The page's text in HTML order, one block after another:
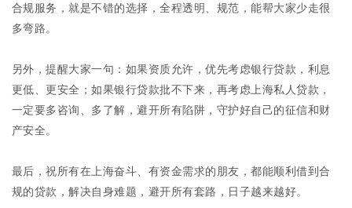
合规服务，就是不错的选择，全程透明、规范，能帮大家少走很
多弯路。
另外，提醒大家一句：如果资质允许，优先考虑银行贷款，利息
更低、更安全；如果银行贷款批不下来，再考虑上海私人贷款，
一定要多咨询、多了解，避开所有陷阱，守护好自己的征信和财
产安全。
最后，祝所有在上海奋斗、有资金需求的朋友，都能顺利借到合
规的贷款，解决自身难题，避开所有套路，日子越来越好。